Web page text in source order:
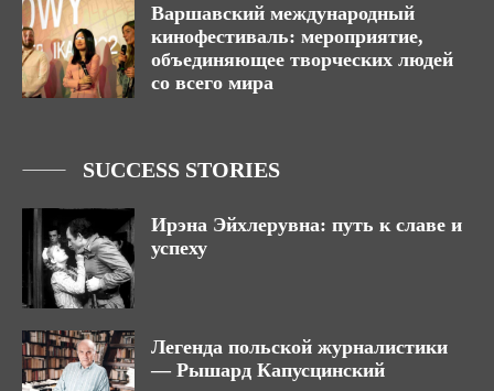
Варшавский международный
кинофестиваль: мероприятие,
объединяющее творческих людей
со всего мира
SUCCESS STORIES
Ирэна Эйхлерувна: путь к славе и
успеху
Легенда польской журналистики
— Рышард Капусцинский